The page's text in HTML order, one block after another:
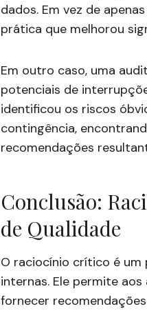
dados. Em vez de
prática que melhorou
Em outro caso, uma
potenciais de
identificou os riscos
contingência,
recomendações
Conclusão:
de Qualidade
O raciocínio crítico é um
internas. Ele permite
fornecer